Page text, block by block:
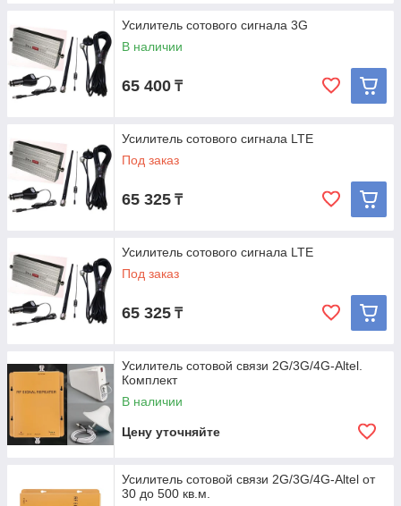
Усилитель сотового сигнала 3G
В наличии
65 400 ₸
Усилитель сотового сигнала LTE
Под заказ
65 325 ₸
Усилитель сотового сигнала LTE
Под заказ
65 325 ₸
Усилитель сотовой связи 2G/3G/4G-Altel.
Комплект
В наличии
Цену уточняйте
Усилитель сотовой связи 2G/3G/4G-Altel от
30 до 500 кв.м.